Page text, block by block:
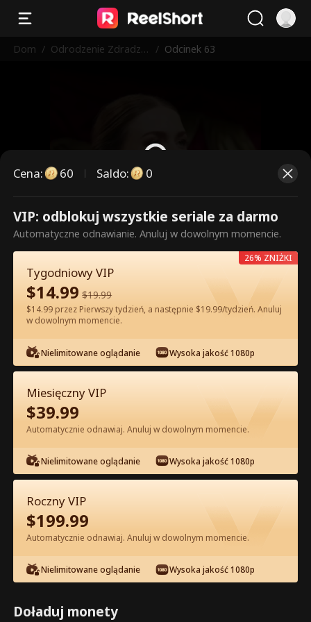
Dom / Odrodzenie Zdradzo
/ Odcinek 63
To są płatne odcinki. Odblokuj,
aby oglądać.
60
Odcinek 63 - Odrodzenie Zdradzonej
Alfa Pełna Wersja Filmu
0-49 50-74 Wszystkie Odcinki
63 64 65 66 67
Cena: 60 Saldo: 0
VIP: odblokuj wszystkie seriale za darmo
Automatyczne odnawianie. Anuluj w dowolnym momencie.
Tygodniowy VIP
$14.99 $19.99
$14.99 przez Pierwszy tydzień, a następnie $19.99/tydzień. Anuluj
w dowolnym momencie.
Nielimitowane oglądanie Wysoka jakość 1080p
26% ZNIŻKI
Miesięczny VIP
$39.99
Automatycznie odnawiaj. Anuluj w dowolnym momencie.
Nielimitowane oglądanie Wysoka jakość 1080p
Roczny VIP
$199.99
Automatycznie odnawiaj. Anuluj w dowolnym momencie.
Nielimitowane oglądanie Wysoka jakość 1080p
Doładuj monety